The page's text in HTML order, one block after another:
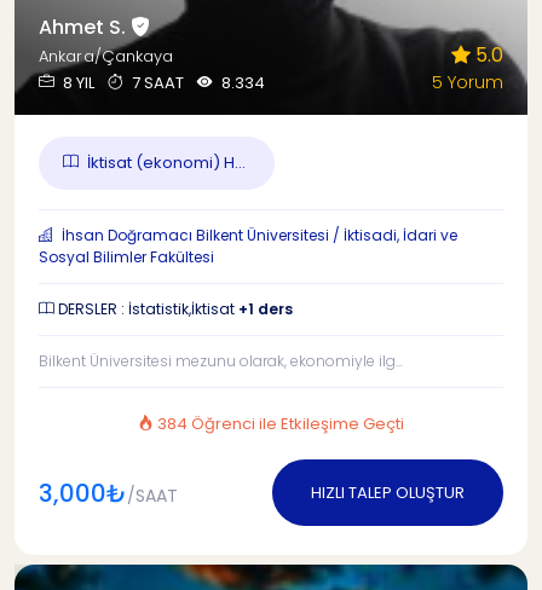
Ahmet S.
Ankara/Çankaya
8 YIL
7 SAAT 8.334
5.0
5 Yorum
İktisat (ekonomi) H...
İhsan Doğramacı Bilkent Üniversitesi / İktisadi, İdari ve
Sosyal Bilimler Fakültesi
DERSLER : İstatistik,İktisat +1 ders
Bilkent Üniversitesi mezunu olarak, ekonomiyle ilg...
384 Öğrenci ile Etkileşime Geçti
3,000₺/SAAT HIZLI TALEP OLUŞTUR